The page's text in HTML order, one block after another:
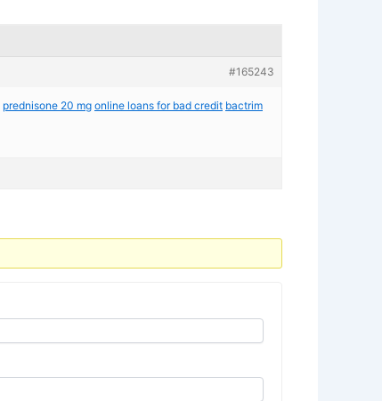
#165243
prednisone 20 mg online loans for bad credit bactrim